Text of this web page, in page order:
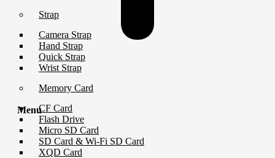
Strap
Camera Strap
Hand Strap
Quick Strap
Wrist Strap
Memory Card
CF Card
Flash Drive
Micro SD Card
SD Card & Wi-Fi SD Card
XQD Card
Menu